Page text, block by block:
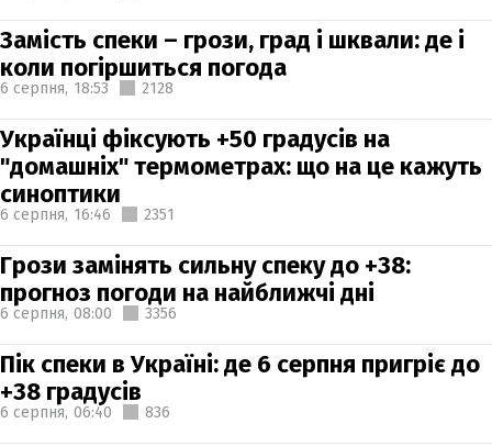
Замість спеки – грози, град і шквали: де і
коли погіршиться погода
6 серпня, 18:53 2128
Українці фіксують +50 градусів на
"домашніх" термометрах: що на це кажуть
синоптики
6 серпня, 16:46 2351
Грози замінять сильну спеку до +38:
прогноз погоди на найближчі дні
6 серпня, 08:00 3356
Пік спеки в Україні: де 6 серпня пригріє до
+38 градусів
6 серпня, 06:40 836